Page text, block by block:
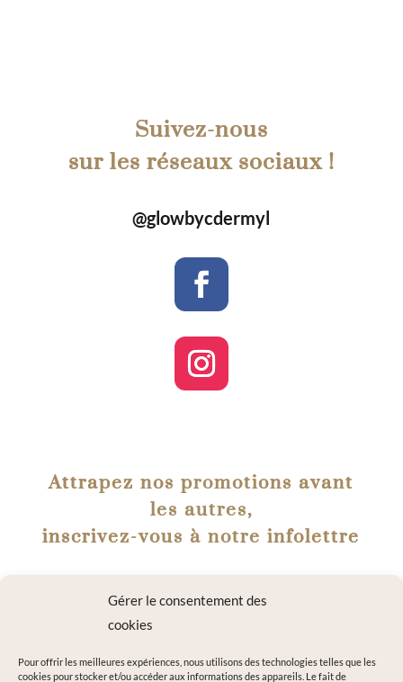
Gérer le consentement des
cookies
Pour offrir les meilleures expériences, nous utilisons des technologies telles que les
cookies pour stocker et/ou accéder aux informations des appareils. Le fait de
Suivez-nous
sur les réseaux sociaux !
@glowbycdermyl
Attrapez nos promotions avant
les autres,
inscrivez-vous à notre infolettre